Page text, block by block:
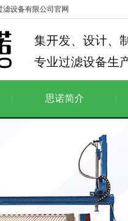
设备有限公司官网
思诺简介